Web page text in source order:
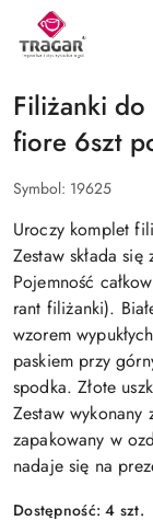
NAZWA
PRODUCENTA:
TRAGAR
Filiżanki do
fiore 6szt
Symbol: 19625
Uroczy komplet
Zestaw składa
Pojemność
rant filiżanki).
wzorem
paskiem przy
spodka. Złote
Zestaw
zapakowany w
nadaje się na
Dostępność:4 szt.